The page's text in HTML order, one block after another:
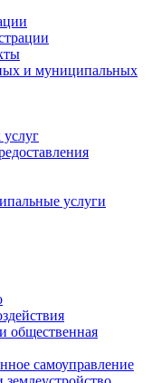
и муниципальных
услуги
общественная
самоуправление